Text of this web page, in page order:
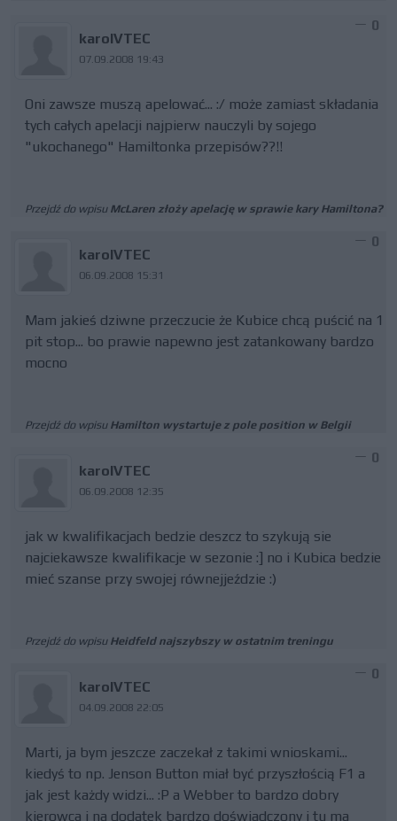
karolVTEC
07.09.2008 19:43
0
Oni zawsze muszą apelować... :/ może zamiast składania
tych całych apelacji najpierw nauczyli by sojego
"ukochanego" Hamiltonka przepisów??!!
Przejdź do wpisu McLaren złoży apelację w sprawie kary Hamiltona?
karolVTEC
06.09.2008 15:31
0
Mam jakieś dziwne przeczucie że Kubice chcą puścić na 1
pit stop... bo prawie napewno jest zatankowany bardzo
mocno
Przejdź do wpisu Hamilton wystartuje z pole position w Belgii
karolVTEC
06.09.2008 12:35
0
jak w kwalifikacjach bedzie deszcz to szykują sie
najciekawsze kwalifikacje w sezonie :] no i Kubica bedzie
mieć szanse przy swojej równejjeździe :)
Przejdź do wpisu Heidfeld najszybszy w ostatnim treningu
karolVTEC
04.09.2008 22:05
0
Marti, ja bym jeszcze zaczekał z takimi wnioskami...
kiedyś to np. Jenson Button miał być przyszłością F1 a
jak jest każdy widzi... :P a Webber to bardzo dobry
kierowca i na dodatek bardzo doświadczony i tu ma